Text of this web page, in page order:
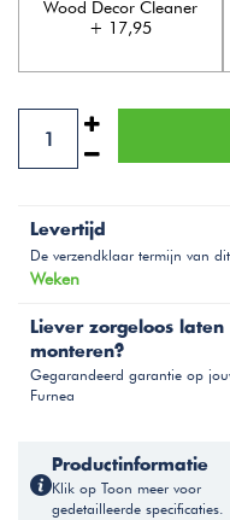
Wood Decor Cleaner
+ 17,95
Levertijd
De verzendklaar termijn van
Weken
Liever zorgeloos laten
monteren?
Gegarandeerd garantie op
Furnea
Productinformatie
Klik op Toon meer voor
gedetailleerde specificaties.